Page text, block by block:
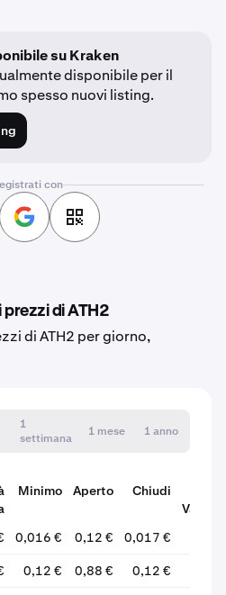
su Kraken
disponibile per il
spesso nuovi listing.
con
prezzi di ATH2
di ATH2 per giorno,
1
settimana
1 mese 1 anno
Minimo Aperto
Chiudi
0,016 € 0,12 € 0,017 €
0,12 € 0,88 € 0,12 €